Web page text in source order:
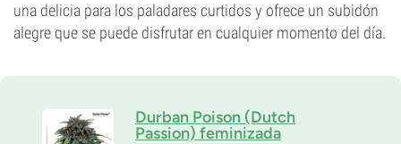
una delicia para los paladares curtidos y ofrece un subidón
alegre que se puede disfrutar en cualquier momento del día.
Durban Poison (Dutch
Passion) feminizada